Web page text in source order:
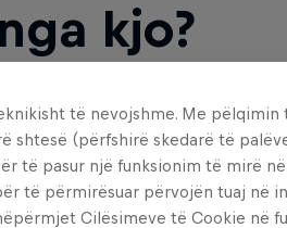
kjo?
të nevojshme. Me pëlqimin
shtesë (përfshirë skedarë të
të pasur një funksionim të mirë
të përmirësuar përvojën tuaj në
Cilësimeve të Cookie në